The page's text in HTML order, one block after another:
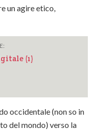
un agire etico,
(1)
occidentale (non so in
del mondo) verso la